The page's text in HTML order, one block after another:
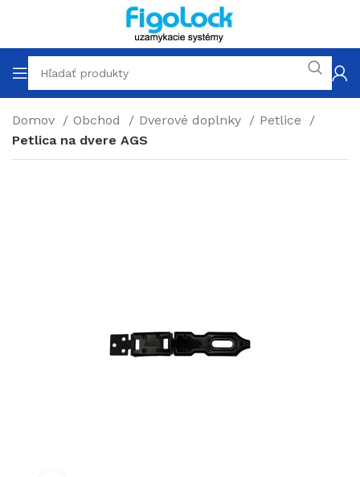
Domov Obchod Dverové doplnky
Petlice
Petlica na dvere AGS